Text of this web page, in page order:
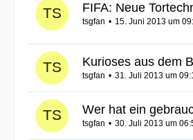
FIFA: Neue
tsgfan 15. Juni 2013 um
Kurioses aus dem
tsgfan 31. Juli 2013 um
Wer hat ein
tsgfan 30. Juli 2013 um